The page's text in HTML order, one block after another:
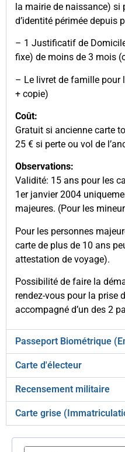
la mairie de naissance) si
d’identité périmée depuis
– 1 Justificatif de
fixe) de moins de 3 mois
– Le livret de famille pour
+ copie)
Coût:
Gratuit si ancienne carte
25 € si perte ou vol de
Observations:
Validité: 15 ans pour les
1er janvier 2004
majeures. (Pour les
Pour les personnes
carte de plus de 10 ans
attestation de voyage).
Possibilité de faire la
rendez-vous pour la prise
accompagné d’un des 2
Passeport Biométrique
Carte d'électeur
Recensement militaire
Carte grise